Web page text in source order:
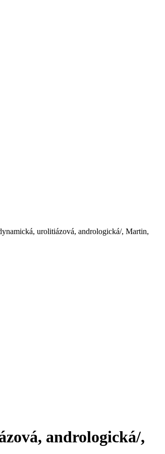
urolitiázová, andrologická/, Martin,
andrologická/,